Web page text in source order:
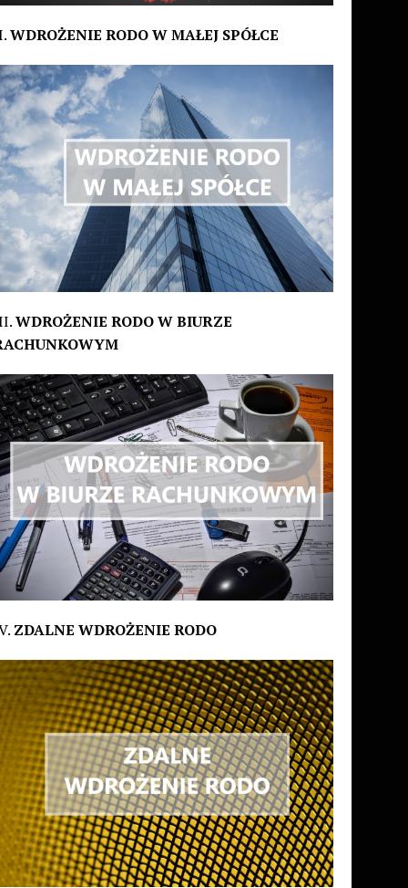
WDROŻENIE RODO W MAŁEJ SPÓŁCE
WDROŻENIE RODO W BIURZE
ZDALNE WDROŻENIE RODO